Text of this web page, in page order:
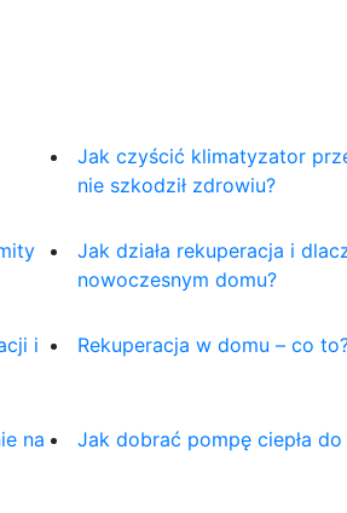
Jak czyścić klimatyzator
nie szkodził zdrowiu?
Jak działa rekuperacja i
nowoczesnym domu?
i
Rekuperacja w domu – co
na
Jak dobrać pompę ciepła do